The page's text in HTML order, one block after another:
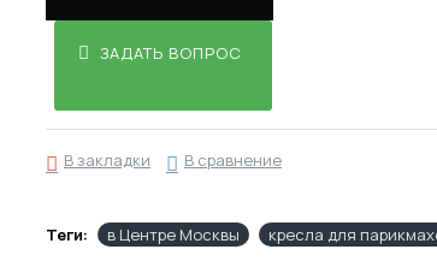
ЗАДАТЬ ВОПРОС
В закладки В сравнение
Теги: в Центре Москвы кресла для